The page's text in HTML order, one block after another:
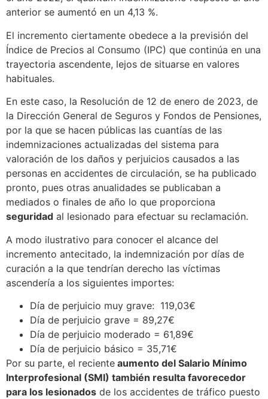
anterior se aumentó en un 4,13 %.
El incremento ciertamente obedece a la previsión del
Índice de Precios al Consumo (IPC) que continúa en una
trayectoria ascendente, lejos de situarse en valores
habituales.
En este caso, la Resolución de 12 de enero de 2023, de
la Dirección General de Seguros y Fondos de Pensiones,
por la que se hacen públicas las cuantías de las
indemnizaciones actualizadas del sistema para
valoración de los daños y perjuicios causados a las
personas en accidentes de circulación, se ha publicado
pronto, pues otras anualidades se publicaban a
mediados o finales de año lo que proporciona
seguridad al lesionado para efectuar su reclamación.
A modo ilustrativo para conocer el alcance del
incremento antecitado, la indemnización por días de
curación a la que tendrían derecho las víctimas
ascendería a los siguientes importes:
Día de perjuicio muy grave: 119,03€
Día de perjuicio grave = 89,27€
Día de perjuicio moderado = 61,89€
Día de perjuicio básico = 35,71€
Por su parte, el reciente aumento del Salario Mínimo
Interprofesional (SMI) también resulta favorecedor
para los lesionados de los accidentes de tráfico puesto